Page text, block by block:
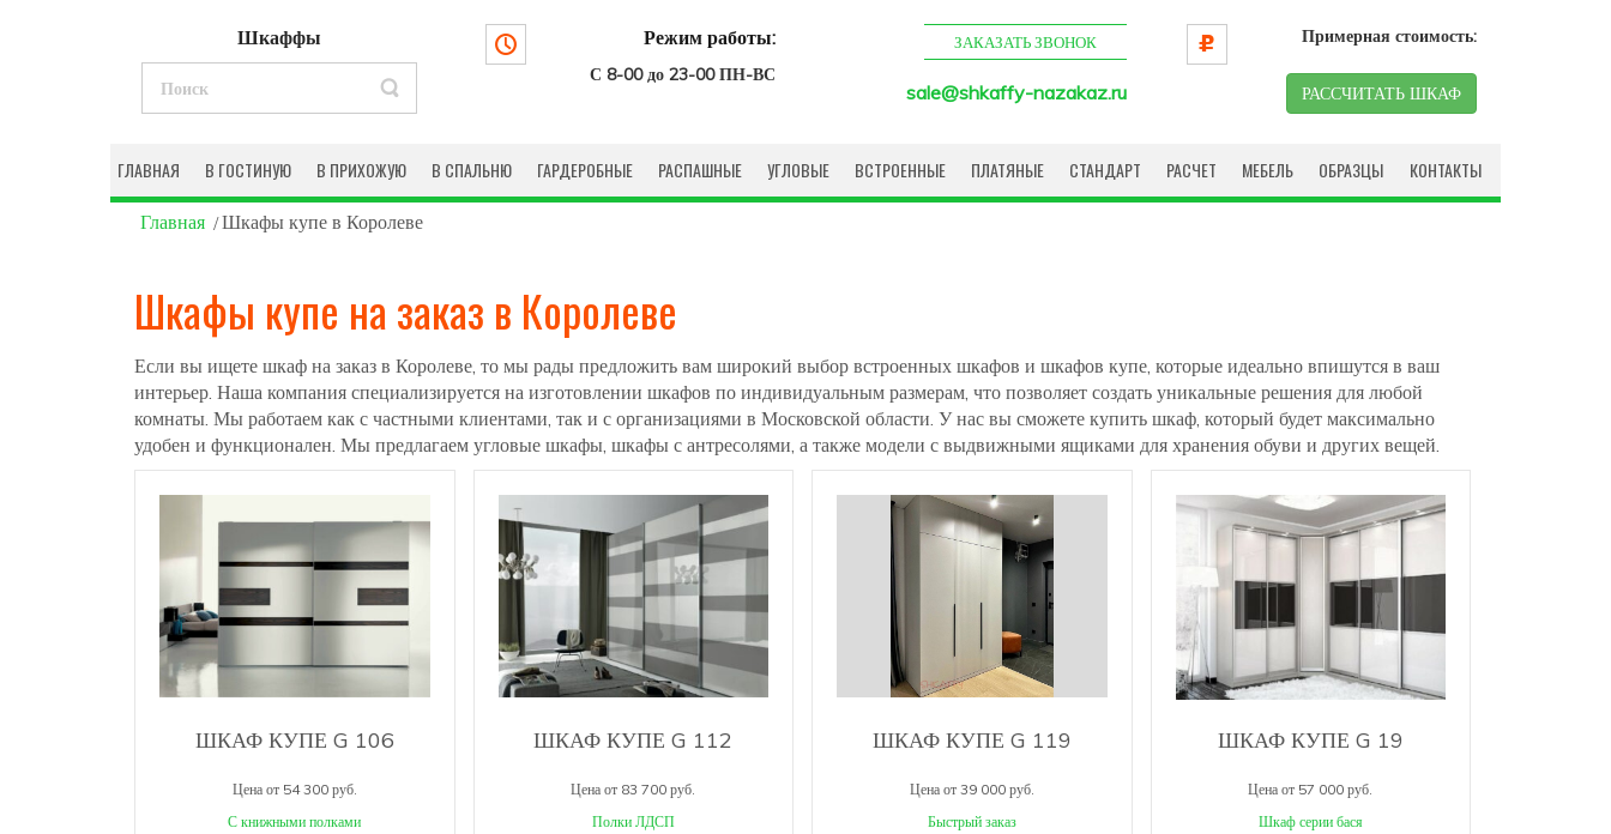
Шкаффы Режим работы:
С 8-00 до 23-00 ПН-ВС
ЗАКАЗАТЬ ЗВОНОК
sale@shkaffy-nazakaz.ru
Примерная стоимость:
РАССЧИТАТЬ ШКАФ
ГЛАВНАЯ В ГОСТИНУЮ В ПРИХОЖУЮ В СПАЛЬНЮ ГАРДЕРОБНЫЕ РАСПАШНЫЕ УГЛОВЫЕ ВСТРОЕННЫЕ ПЛАТЯНЫЕ СТАНДАРТ РАСЧЕТ МЕБЕЛЬ ОБРАЗЦЫ КОНТАКТЫ
Главная Шкафы купе в Королеве
Шкафы купе на заказ в Королеве
Если вы ищете шкаф на заказ в Королеве, то мы рады предложить вам широкий выбор встроенных шкафов и шкафов купе, которые идеально впишутся в ваш
интерьер. Наша компания специализируется на изготовлении шкафов по индивидуальным размерам, что позволяет создать уникальные решения для любой
комнаты. Мы работаем как с частными клиентами, так и с организациями в Московской области. У нас вы сможете купить шкаф, который будет максимально
удобен и функционален. Мы предлагаем угловые шкафы, шкафы с антресолями, а также модели с выдвижными ящиками для хранения обуви и других вещей.
ШКАФ КУПЕ G 106
Цена от 54 300 руб.
С книжными полками
ШКАФ КУПЕ G 112
Цена от 83 700 руб.
Полки ЛДСП
ШКАФ КУПЕ G 119
Цена от 39 000 руб.
Быстрый заказ
ШКАФ КУПЕ G 19
Цена от 57 000 руб.
Шкаф серии бася